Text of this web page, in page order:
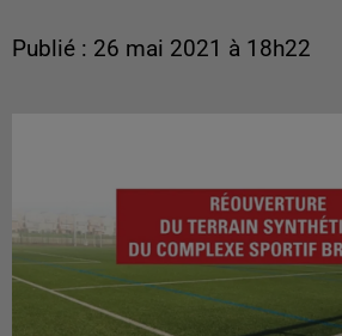
Publié : 26 mai 2021 à 18h22